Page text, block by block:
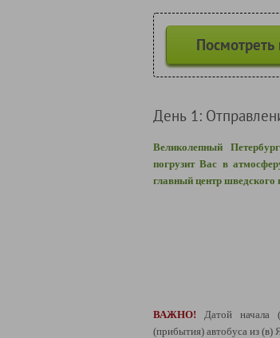
День 1:
Великолепный
погрузит Вас в
главный центр
ВАЖНО! Датой начала
(прибытия) автобуса из (в)